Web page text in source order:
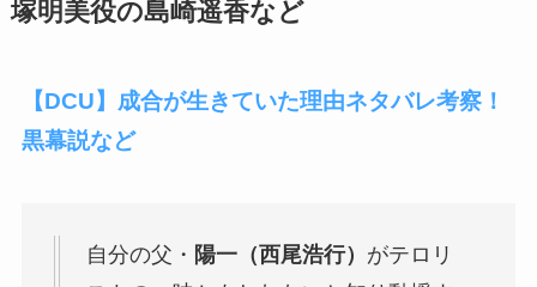
塚明美役の島崎遥香など
【DCU】成合が生きていた理由ネタバレ考察！
黒幕説など
自分の父・ 陽一（西尾浩行） がテロリ